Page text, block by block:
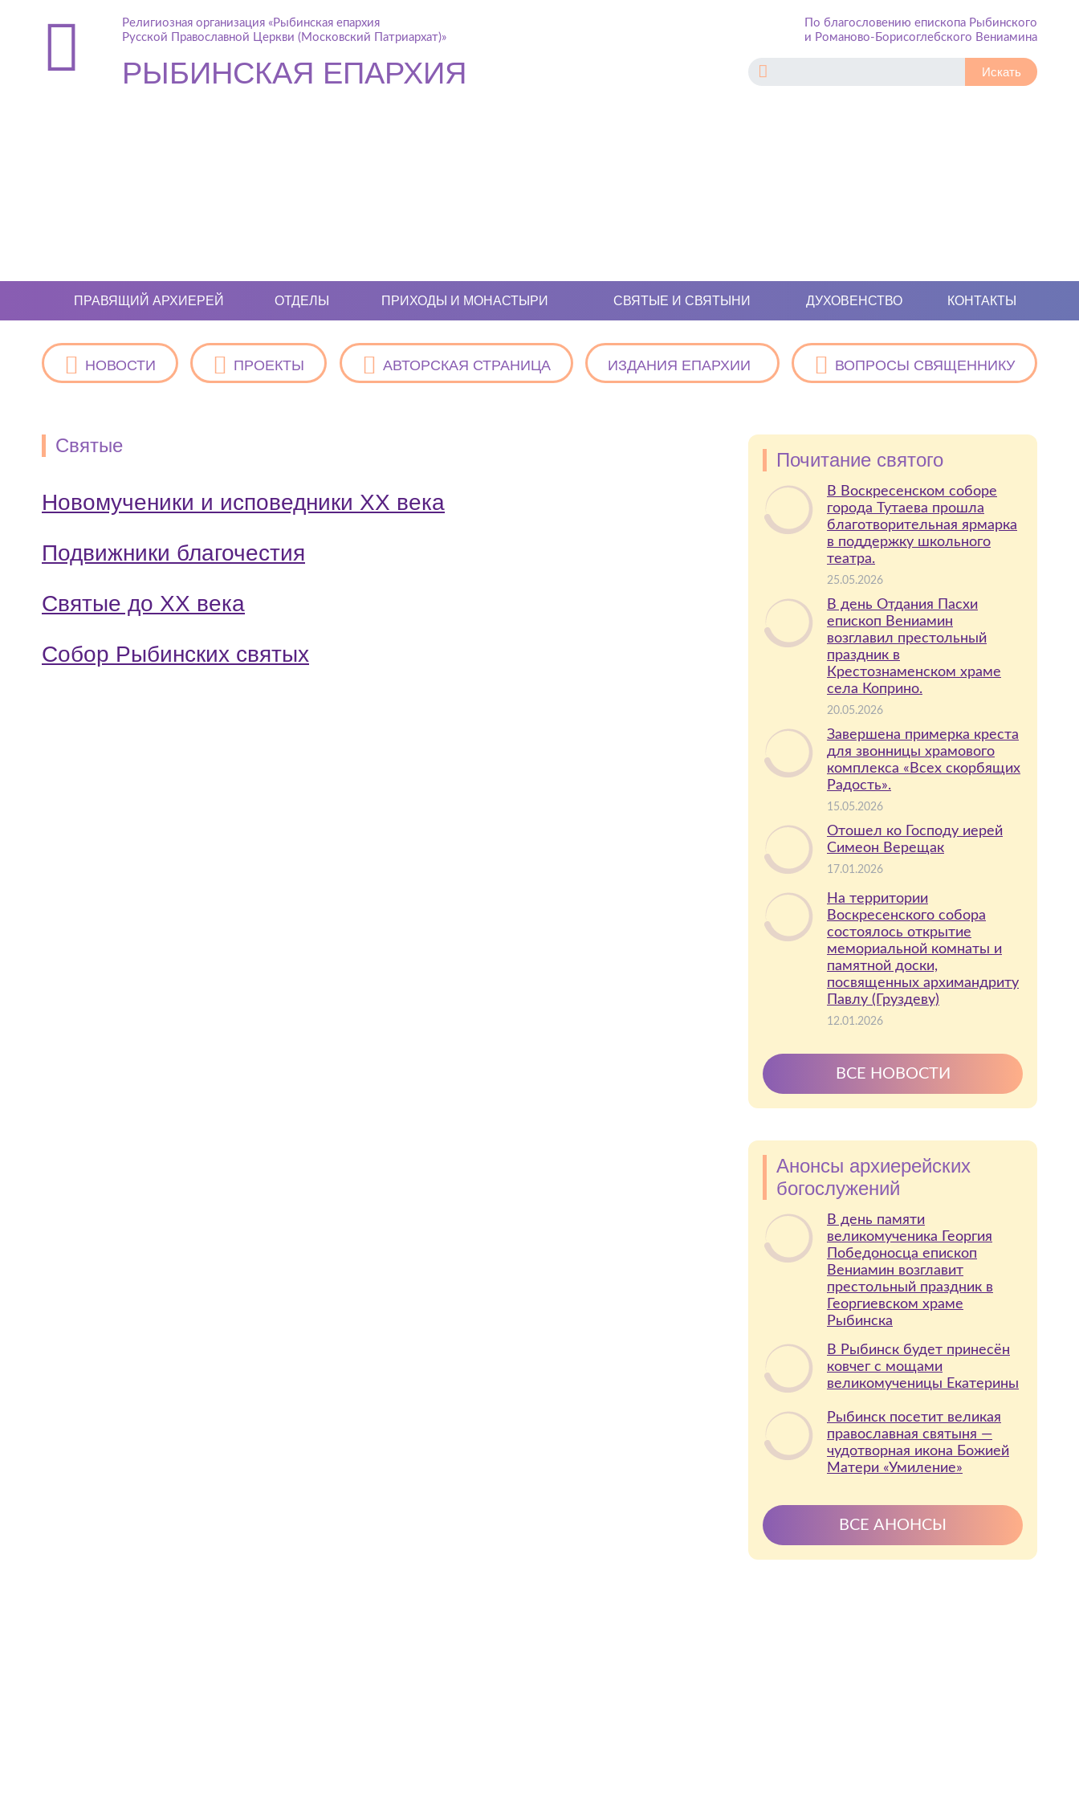
Религиозная организация «Рыбинская епархия
Русской Православной Церкви (Московский Патриархат)»
РЫБИНСКАЯ ЕПАРХИЯ
По благословению епископа Рыбинского
и Романово-Борисоглебского Вениамина
ПРАВЯЩИЙ АРХИЕРЕЙ ОТДЕЛЫ ПРИХОДЫ И МОНАСТЫРИ СВЯТЫЕ И СВЯТЫНИ ДУХОВЕНСТВО КОНТАКТЫ
НОВОСТИ ПРОЕКТЫ АВТОРСКАЯ СТРАНИЦА ИЗДАНИЯ ЕПАРХИИ ВОПРОСЫ СВЯЩЕННИКУ
Святые
Новомученики и исповедники ХХ века
Подвижники благочестия
Святые до ХХ века
Собор Рыбинских святых
Почитание святого
В Воскресенском соборе
города Тутаева прошла
благотворительная ярмарка
в поддержку школьного
театра.
25.05.2026
В день Отдания Пасхи
епископ Вениамин
возглавил престольный
праздник в
Крестознаменском храме
села Коприно.
20.05.2026
Завершена примерка креста
для звонницы храмового
комплекса «Всех скорбящих
Радость».
15.05.2026
Отошел ко Господу иерей
Симеон Верещак
17.01.2026
На территории
Воскресенского собора
состоялось открытие
мемориальной комнаты и
памятной доски,
посвященных архимандриту
Павлу (Груздеву)
12.01.2026
ВСЕ НОВОСТИ
Анонсы архиерейских
богослужений
В день памяти
великомученика Георгия
Победоносца епископ
Вениамин возглавит
престольный праздник в
Георгиевском храме
Рыбинска
В Рыбинск будет принесён
ковчег с мощами
великомученицы Екатерины
Рыбинск посетит великая
православная святыня —
чудотворная икона Божией
Матери «Умиление»
ВСЕ АНОНСЫ